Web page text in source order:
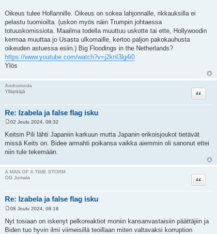
Oikeus tulee Hollannille. Oikeus on sokea lahjonnalle, rikkauksilla ei
pelastu tuomioilta. (uskon myös näin Trumpin johtaessa
totuuskomissiota. Maailma todella muuttuu uskotte tai ette, Hollywoodin
kermaa muuttaa jo Usasta ulkomaille, kertoo paljon pakokauhusta
oikeuden astuessa esiin.) Big Floodings in the Netherlands?
https://www.youtube.com/watch?v=j2knI3lg4i0
Ylös
Andromeda
Ylläpitäjä
Re: Izabela ja false flag isku
Lainaa
e
s
t
i
02 Joulu 2024, 08:32
Keitsin Pili lähti Japaniin karkuun mutta Japanin erikoisjoukot tietävät
missä Keits on. Bidee armahti poikansa vaikka aiemmin oli sanonut ettei
niin tule tekemään.
A MAN OF A TIME STORM
OG Jumala
Re: Izabela ja false flag isku
Lainaa
e
s
08 Joulu 2024, 08:18
Nyt tosiaan on iskenyt pelkoreaktiot moniin kansanvastaisiin päättäjiin ja
Biden tuo hyvin ilmi viimeisillä teoillaan miten valtavaksi korruption